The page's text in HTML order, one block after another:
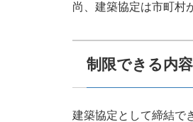
尚、建築協定は市町村
制限できる内
建築協定として締結で